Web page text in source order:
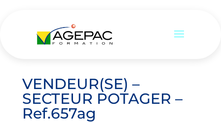
VENDEUR(SE) –
SECTEUR POTAGER –
Ref.657ag